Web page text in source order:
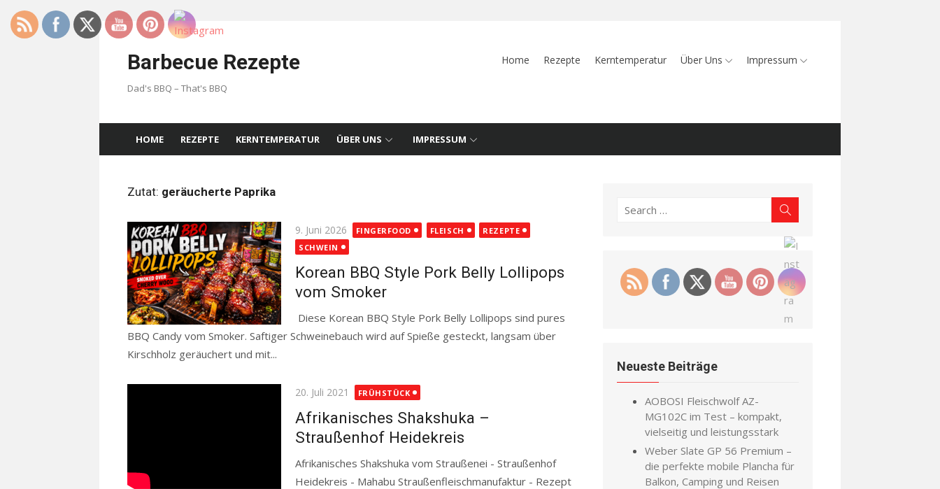
Skip
Barbecue Rezepte
Dad's BBQ – That's BBQ
Home Rezepte Kerntemperatur Über Uns Impressum
HOME REZEPTE KERNTEMPERATUR ÜBER UNS IMPRESSUM
Zutat: geräucherte Paprika
Posted
on
9. Juni 2026 FINGERFOOD FLEISCH
REZEPTE
SCHWEIN
Korean BBQ Style Pork Belly Lollipops
vom Smoker
Diese Korean BBQ Style Pork Belly Lollipops sind pures
BBQ Candy vom Smoker. Saftiger Schweinebauch wird auf Spieße gesteckt, langsam über
Kirschholz geräuchert und mit...
Posted
20. Juli 2021 FRÜHSTÜCK
Afrikanisches Shakshuka –
Straußenhof Heidekreis
Afrikanisches Shakshuka vom Straußenei - Straußenhof
Heidekreis - Mahabu Straußenfleischmanufaktur - Rezept
Search
Neueste Beiträge
AOBOSI Fleischwolf AZ-
MG102C im Test – kompakt,
vielseitig und leistungsstark
Weber Slate GP 56 Premium –
die perfekte mobile Plancha für
Balkon, Camping und Reisen